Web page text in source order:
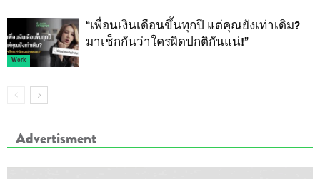
Work
“เพื่อนเงินเดือนขึ้นทุกปี แต่คุณยังเท่าเดิม?
มาเช็กกันว่าใครผิดปกติกันแน่!”
Advertisment